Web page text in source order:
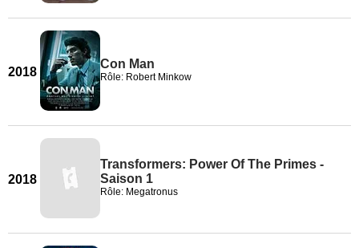
2018
Con Man
Rôle: Robert Minkow
2018
Transformers: Power Of The Primes -
Saison 1
Rôle: Megatronus